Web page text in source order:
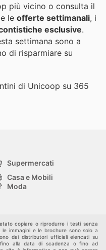
più vicino o consulta il
le offerte settimanali, i
esclusive.
settimana sono a
di risparmiare su
di Unicoop su 365
Supermercati
Casa e Mobili
Moda
copiare o riprodurre i testi senza
immagini e le brochure sono solo a
dai distributori ufficiali elencati su
alla data di scadenza o fino ad